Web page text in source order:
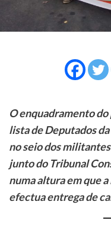
O enquadramento
lista de Deputados
no seio dos
junto do Tribunal
numa altura em que
efectua entrega de